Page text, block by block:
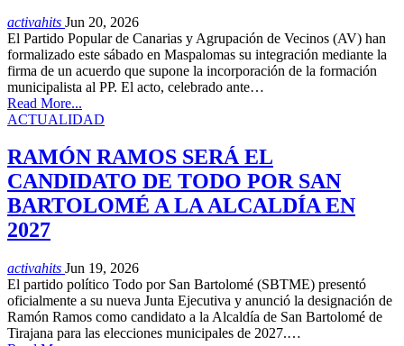
activahits Jun 20, 2026
El Partido Popular de Canarias y Agrupación de Vecinos (AV) han
formalizado este sábado en Maspalomas su integración mediante la
firma de un acuerdo que supone la incorporación de la formación
municipalista al PP. El acto, celebrado ante…
Read More...
ACTUALIDAD
RAMÓN RAMOS SERÁ EL
CANDIDATO DE TODO POR SAN
BARTOLOMÉ A LA ALCALDÍA EN
2027
activahits Jun 19, 2026
El partido político Todo por San Bartolomé (SBTME) presentó
oficialmente a su nueva Junta Ejecutiva y anunció la designación de
Ramón Ramos como candidato a la Alcaldía de San Bartolomé de
Tirajana para las elecciones municipales de 2027.…